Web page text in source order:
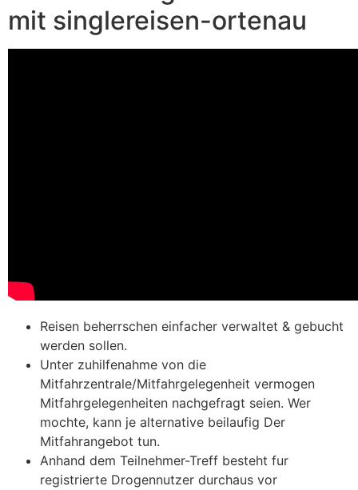
mit singlereisen-ortenau
Reisen beherrschen einfacher verwaltet & gebucht
werden sollen.
Unter zuhilfenahme von die
Mitfahrzentrale/Mitfahrgelegenheit vermogen
Mitfahrgelegenheiten nachgefragt seien. Wer
mochte, kann je alternative beilaufig Der
Mitfahrangebot tun.
Anhand dem Teilnehmer-Treff besteht fur
registrierte Drogennutzer durchaus vor